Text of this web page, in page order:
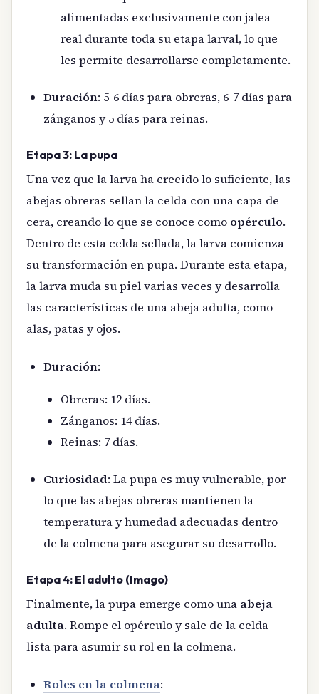
alimentadas exclusivamente con jalea
real durante toda su etapa larval, lo que
les permite desarrollarse completamente.
Duración: 5-6 días para obreras, 6-7 días para
zánganos y 5 días para reinas.
Etapa 3: La pupa
Una vez que la larva ha crecido lo suficiente, las
abejas obreras sellan la celda con una capa de
cera, creando lo que se conoce como opérculo.
Dentro de esta celda sellada, la larva comienza
su transformación en pupa. Durante esta etapa,
la larva muda su piel varias veces y desarrolla
las características de una abeja adulta, como
alas, patas y ojos.
Duración:
Obreras: 12 días.
Zánganos: 14 días.
Reinas: 7 días.
Curiosidad: La pupa es muy vulnerable, por
lo que las abejas obreras mantienen la
temperatura y humedad adecuadas dentro
de la colmena para asegurar su desarrollo.
Etapa 4: El adulto (Imago)
Finalmente, la pupa emerge como una abeja
adulta. Rompe el opérculo y sale de la celda
lista para asumir su rol en la colmena.
Roles en la colmena: